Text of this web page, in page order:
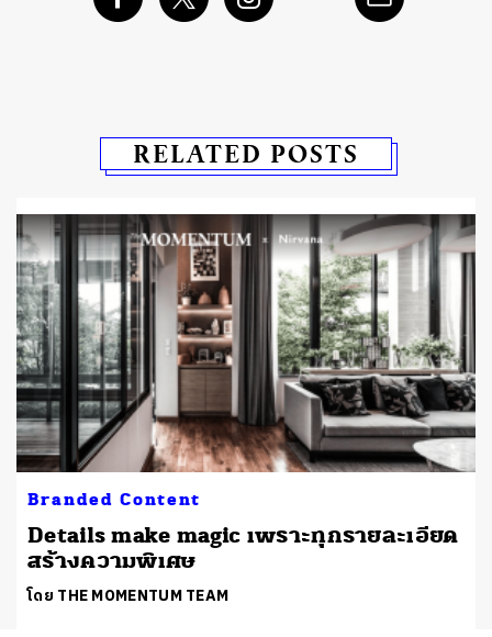
RELATED POSTS
Branded Content
Details make magic เพราะทุกรายละเอียด
สร้างความพิเศษ
โดย THE MOMENTUM TEAM